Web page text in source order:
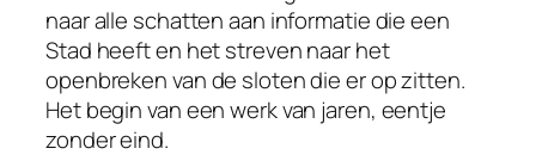
naar alle schatten aan informatie die een
Stad heeft en het streven naar het
openbreken van de sloten die er op zitten.
Het begin van een werk van jaren, eentje
zonder eind.